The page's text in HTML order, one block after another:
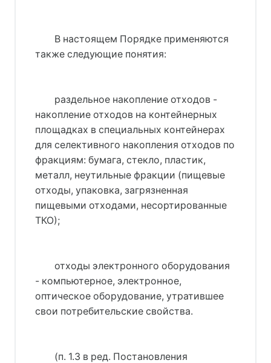
В настоящем Порядке применяются
также следующие понятия:
раздельное накопление отходов -
накопление отходов на контейнерных
площадках в специальных контейнерах
для селективного накопления отходов по
фракциям: бумага, стекло, пластик,
металл, неутильные фракции (пищевые
отходы, упаковка, загрязненная
пищевыми отходами, несортированные
ТКО);
отходы электронного оборудования
- компьютерное, электронное,
оптическое оборудование, утратившее
свои потребительские свойства.
(п. 1.3 в ред. Постановления